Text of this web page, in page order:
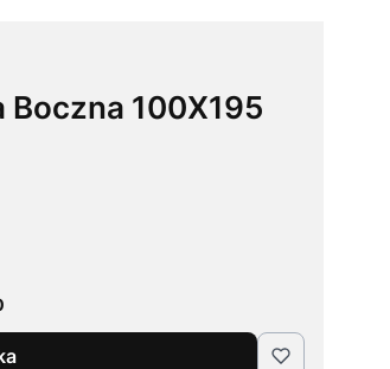
Boczna 100X195